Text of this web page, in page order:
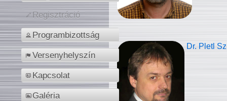
Regisztráció
Programbizottság
Versenyhelyszín
Kapcsolat
Galéria
Dr. Pletl